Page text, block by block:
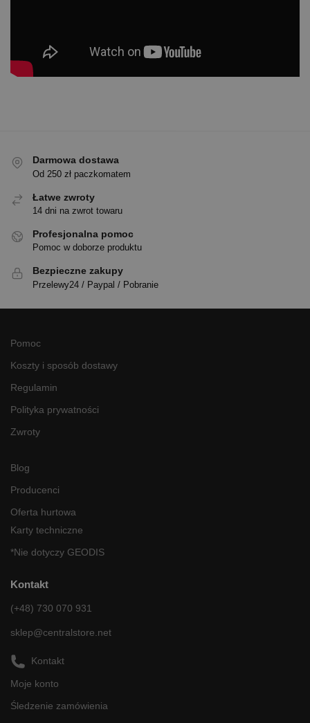
Darmowa dostawa
Od 250 zł paczkomatem
Łatwe zwroty
14 dni na zwrot towaru
Profesjonalna pomoc
Pomoc w doborze produktu
Bezpieczne zakupy
Przelewy24 / Paypal / Pobranie
Pomoc
Koszty i sposób dostawy
Regulamin
Polityka prywatności
Zwroty
Blog
Producenci
Oferta hurtowa
Karty techniczne
*Nie dotyczy GEODIS
Kontakt
(+48) 730 070 931
sklep@centralstore.net
Kontakt
Moje konto
Śledzenie zamówienia